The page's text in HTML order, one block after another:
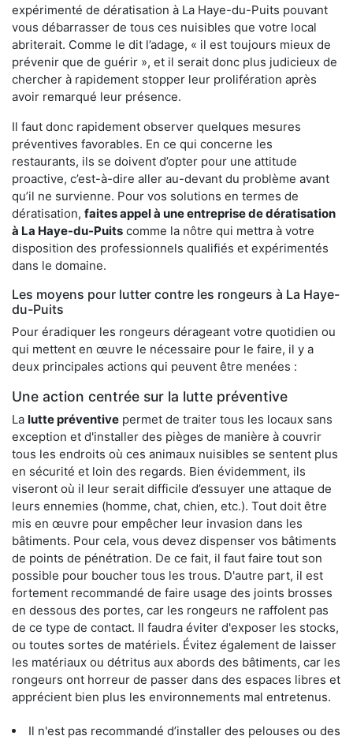
expérimenté de dératisation à La Haye-du-Puits pouvant
vous débarrasser de tous ces nuisibles que votre local
abriterait. Comme le dit l’adage, « il est toujours mieux de
prévenir que de guérir », et il serait donc plus judicieux de
chercher à rapidement stopper leur prolifération après
avoir remarqué leur présence.
Il faut donc rapidement observer quelques mesures
préventives favorables. En ce qui concerne les
restaurants, ils se doivent d’opter pour une attitude
proactive, c’est-à-dire aller au-devant du problème avant
qu’il ne survienne. Pour vos solutions en termes de
dératisation, faites appel à une entreprise de dératisation
à La Haye-du-Puits comme la nôtre qui mettra à votre
disposition des professionnels qualifiés et expérimentés
dans le domaine.
Les moyens pour lutter contre les rongeurs à La Haye-
du-Puits
Pour éradiquer les rongeurs dérageant votre quotidien ou
qui mettent en œuvre le nécessaire pour le faire, il y a
deux principales actions qui peuvent être menées :
Une action centrée sur la lutte préventive
La lutte préventive permet de traiter tous les locaux sans
exception et d'installer des pièges de manière à couvrir
tous les endroits où ces animaux nuisibles se sentent plus
en sécurité et loin des regards. Bien évidemment, ils
viseront où il leur serait difficile d’essuyer une attaque de
leurs ennemies (homme, chat, chien, etc.). Tout doit être
mis en œuvre pour empêcher leur invasion dans les
bâtiments. Pour cela, vous devez dispenser vos bâtiments
de points de pénétration. De ce fait, il faut faire tout son
possible pour boucher tous les trous. D'autre part, il est
fortement recommandé de faire usage des joints brosses
en dessous des portes, car les rongeurs ne raffolent pas
de ce type de contact. Il faudra éviter d'exposer les stocks,
ou toutes sortes de matériels. Évitez également de laisser
les matériaux ou détritus aux abords des bâtiments, car les
rongeurs ont horreur de passer dans des espaces libres et
apprécient bien plus les environnements mal entretenus.
Il n'est pas recommandé d’installer des pelouses ou des